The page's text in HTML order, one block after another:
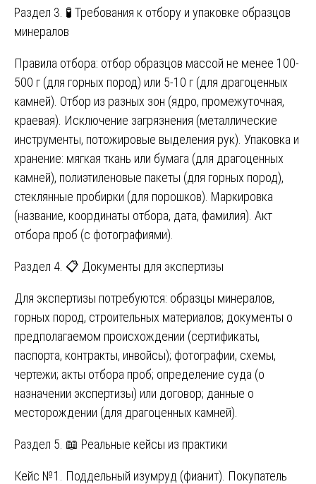
Раздел 3. 🧪 Требования к отбору и упаковке образцов
минералов
Правила отбора: отбор образцов массой не менее 100-
500 г (для горных пород) или 5-10 г (для драгоценных
камней). Отбор из разных зон (ядро, промежуточная,
краевая). Исключение загрязнения (металлические
инструменты, потожировые выделения рук). Упаковка и
хранение: мягкая ткань или бумага (для драгоценных
камней), полиэтиленовые пакеты (для горных пород),
стеклянные пробирки (для порошков). Маркировка
(название, координаты отбора, дата, фамилия). Акт
отбора проб (с фотографиями).
Раздел 4. 📋 Документы для экспертизы
Для экспертизы потребуются: образцы минералов,
горных пород, строительных материалов; документы о
предполагаемом происхождении (сертификаты,
паспорта, контракты, инвойсы); фотографии, схемы,
чертежи; акты отбора проб; определение суда (о
назначении экспертизы) или договор; данные о
месторождении (для драгоценных камней).
Раздел 5. 📖 Реальные кейсы из практики
Кейс №1. Поддельный изумруд (фианит). Покупатель